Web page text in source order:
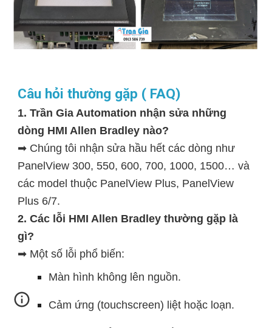
Câu hỏi thường gặp ( FAQ)
1. Trần Gia Automation nhận sửa những
dòng HMI Allen Bradley nào?
➡ Chúng tôi nhận sửa hầu hết các dòng như
PanelView 300, 550, 600, 700, 1000, 1500… và
các model thuộc PanelView Plus, PanelView
Plus 6/7.
2. Các lỗi HMI Allen Bradley thường gặp là
gì?
➡ Một số lỗi phổ biến:
Màn hình không lên nguồn.
Cảm ứng (touchscreen) liệt hoặc loạn.